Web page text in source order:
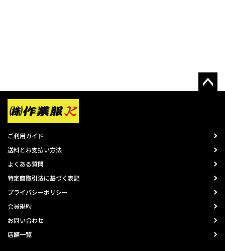
ご利用ガイド
送料とお支払い方法
よくある質問
特定商取引法に基づく表記
プライバシーポリシー
会員規約
お問い合わせ
店舗一覧